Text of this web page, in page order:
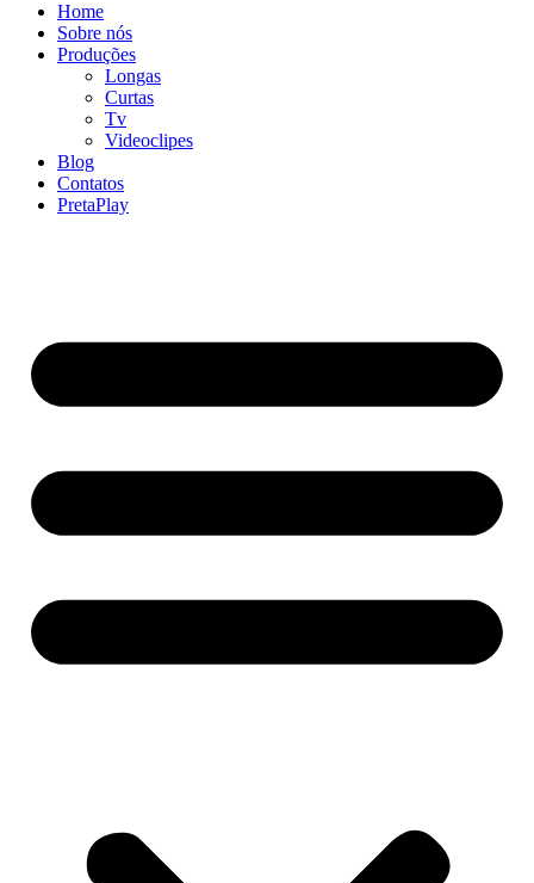
Home
Sobre nós
Produções
Longas
Curtas
Tv
Videoclipes
Blog
Contatos
PretaPlay